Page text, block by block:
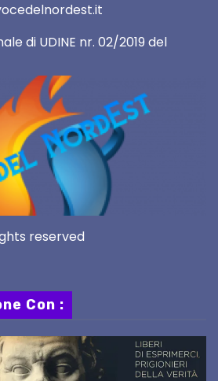
di UDINE nr. 02/2019 del
reserved
Con :